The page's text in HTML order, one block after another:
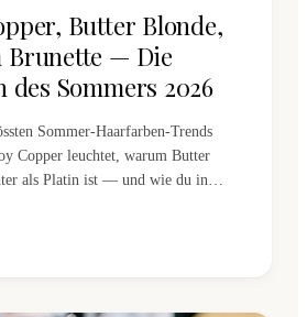
Butter Blonde,
Brunette — Die
des Sommers 2026
Sommer-Haarfarben-Trends
Copper leuchtet, warum Butter
als Platin ist — und wie du in